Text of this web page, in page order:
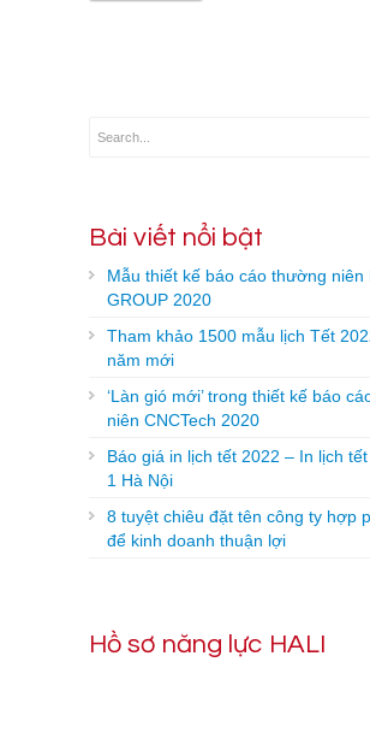
Bài viết nổi bật
Mẫu thiết kế báo cáo thường niên
GROUP 2020
Tham khảo 1500 mẫu lịch Tết
năm mới
‘Làn gió mới’ trong thiết kế báo
niên CNCTech 2020
Báo giá in lịch tết 2022 – In lịch
1 Hà Nội
8 tuyệt chiêu đặt tên công ty hợp
để kinh doanh thuận lợi
Hồ sơ năng lực HALI